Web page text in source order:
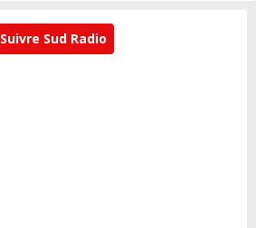
Suivre Sud Radio